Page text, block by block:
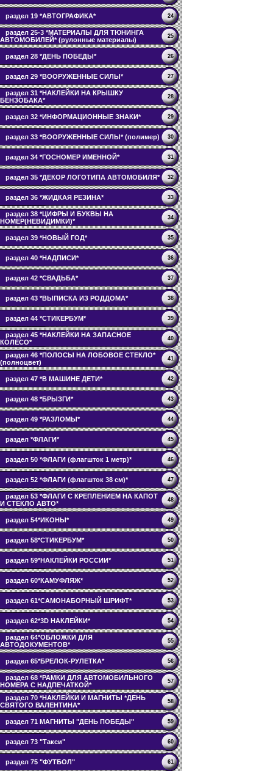
раздел 19 *АВТОГРАФИКА* 24
раздел 25-3 *МАТЕРИАЛЫ ДЛЯ ТЮНИНГА
АВТОМОБИЛЕЙ* (рулонные материалы)
25
раздел 28 *ДЕНЬ ПОБЕДЫ* 26
раздел 29 *ВООРУЖЕННЫЕ СИЛЫ* 27
раздел 31 *НАКЛЕЙКИ НА КРЫШКУ
БЕНЗОБАКА*
28
раздел 32 *ИНФОРМАЦИОННЫЕ ЗНАКИ* 29
раздел 33 *ВООРУЖЕННЫЕ СИЛЫ* (полимер) 30
раздел 34 *ГОСНОМЕР ИМЕННОЙ* 31
раздел 35 *ДЕКОР ЛОГОТИПА АВТОМОБИЛЯ* 32
раздел 36 *ЖИДКАЯ РЕЗИНА* 33
раздел 38 *ЦИФРЫ И БУКВЫ НА
НОМЕР(НЕВИДИМКИ)*
34
раздел 39 *НОВЫЙ ГОД* 35
раздел 40 *НАДПИСИ* 36
раздел 42 *СВАДЬБА* 37
раздел 43 *ВЫПИСКА ИЗ РОДДОМА* 38
раздел 44 *СТИКЕРБУМ* 39
раздел 45 *НАКЛЕЙКИ НА ЗАПАСНОЕ
КОЛЕСО*
40
раздел 46 *ПОЛОСЫ НА ЛОБОВОЕ СТЕКЛО*
(полноцвет)
41
раздел 47 *В МАШИНЕ ДЕТИ* 42
раздел 48 *БРЫЗГИ* 43
раздел 49 *РАЗЛОМЫ* 44
раздел *ФЛАГИ* 45
раздел 50 *ФЛАГИ (флагшток 1 метр)* 46
раздел 52 *ФЛАГИ (флагшток 38 см)* 47
раздел 53 *ФЛАГИ С КРЕПЛЕНИЕМ НА КАПОТ
И СТЕКЛО АВТО*
48
раздел 54*ИКОНЫ* 49
раздел 58*СТИКЕРБУМ* 50
раздел 59*НАКЛЕЙКИ РОССИИ* 51
раздел 60*КАМУФЛЯЖ* 52
раздел 61*САМОНАБОРНЫЙ ШРИФТ* 53
раздел 62*3D НАКЛЕЙКИ* 54
раздел 64*ОБЛОЖКИ ДЛЯ
АВТОДОКУМЕНТОВ*
55
раздел 65*БРЕЛОК-РУЛЕТКА* 56
раздел 68 *РАМКИ ДЛЯ АВТОМОБИЛЬНОГО
НОМЕРА С НАДПЕЧАТКОЙ*
57
раздел 70 *НАКЛЕЙКИ И МАГНИТЫ *ДЕНЬ
СВЯТОГО ВАЛЕНТИНА*
58
раздел 71 МАГНИТЫ "ДЕНЬ ПОБЕДЫ" 59
раздел 73 "Такси" 60
раздел 75 "ФУТБОЛ" 61